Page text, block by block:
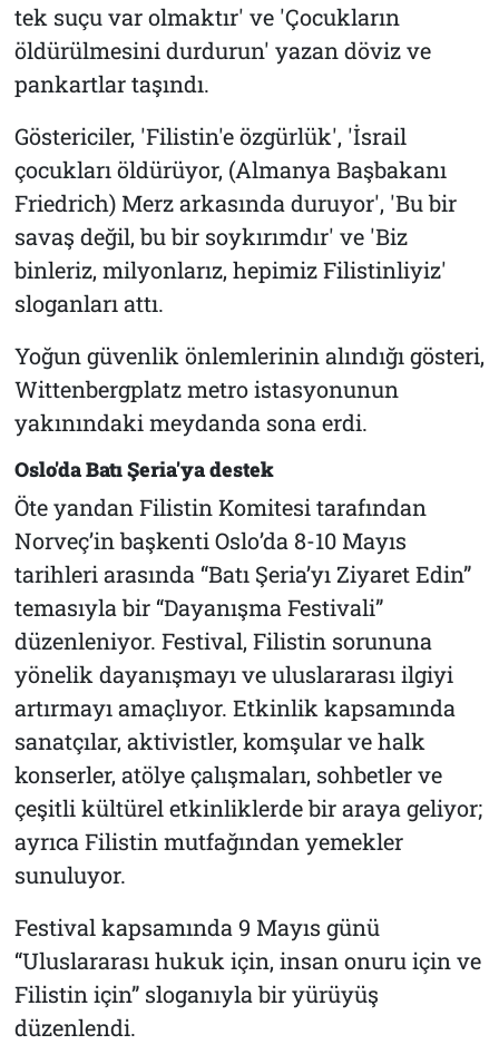
tek suçu var olmaktır' ve 'Çocukların
öldürülmesini durdurun' yazan döviz ve
pankartlar taşındı.
Göstericiler, 'Filistin'e özgürlük', 'İsrail
çocukları öldürüyor, (Almanya Başbakanı
Friedrich) Merz arkasında duruyor', 'Bu bir
savaş değil, bu bir soykırımdır' ve 'Biz
binleriz, milyonlarız, hepimiz Filistinliyiz'
sloganları attı.
Yoğun güvenlik önlemlerinin alındığı gösteri,
Wittenbergplatz metro istasyonunun
yakınındaki meydanda sona erdi.
Oslo'da Batı Şeria'ya destek
Öte yandan Filistin Komitesi tarafından
Norveç’in başkenti Oslo’da 8-10 Mayıs
tarihleri arasında “Batı Şeria’yı Ziyaret Edin”
temasıyla bir “Dayanışma Festivali”
düzenleniyor. Festival, Filistin sorununa
yönelik dayanışmayı ve uluslararası ilgiyi
artırmayı amaçlıyor. Etkinlik kapsamında
sanatçılar, aktivistler, komşular ve halk
konserler, atölye çalışmaları, sohbetler ve
çeşitli kültürel etkinliklerde bir araya geliyor;
ayrıca Filistin mutfağından yemekler
sunuluyor.
Festival kapsamında 9 Mayıs günü
“Uluslararası hukuk için, insan onuru için ve
Filistin için” sloganıyla bir yürüyüş
düzenlendi.